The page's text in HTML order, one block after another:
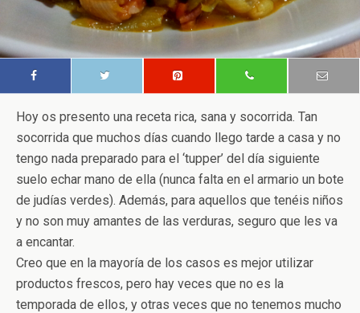
Hoy os presento una receta rica, sana y socorrida. Tan
socorrida que muchos días cuando llego tarde a casa y no
tengo nada preparado para el ‘tupper’ del día siguiente
suelo echar mano de ella (nunca falta en el armario un bote
de judías verdes). Además, para aquellos que tenéis niños
y no son muy amantes de las verduras, seguro que les va
a encantar.
Creo que en la mayoría de los casos es mejor utilizar
productos frescos, pero hay veces que no es la
temporada de ellos, y otras veces que no tenemos mucho